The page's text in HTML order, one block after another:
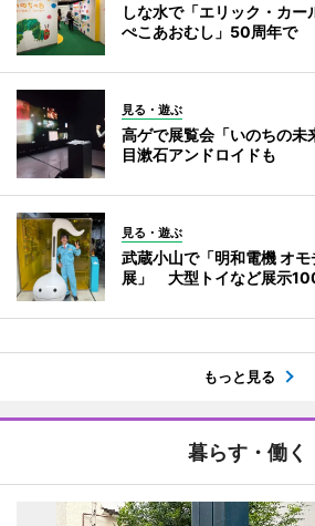
しな水で「エリック・カ
ぺこあおむし」50周年で
見る・遊ぶ
高ゲで展覧会「いのちの
目漱石アンドロイドも
見る・遊ぶ
武蔵小山で「明和電機 オ
展」 大型トイなど展示
もっと見る
暮らす・働く